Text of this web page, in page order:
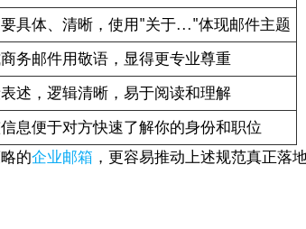
具体、清晰，使用"关于..."体现邮件主题
务邮件用敬语，显得更专业尊重
述，逻辑清晰，易于阅读和理解
息便于对方快速了解你的身份和职位
的企业邮箱 ，更容易推动上述规范真正落